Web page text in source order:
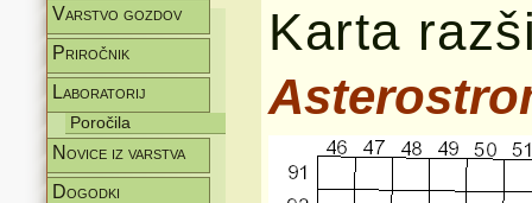
Varstvo gozdov
Priročnik
Laboratorij
Poročila
Novice iz varstva
Dogodki
Karta